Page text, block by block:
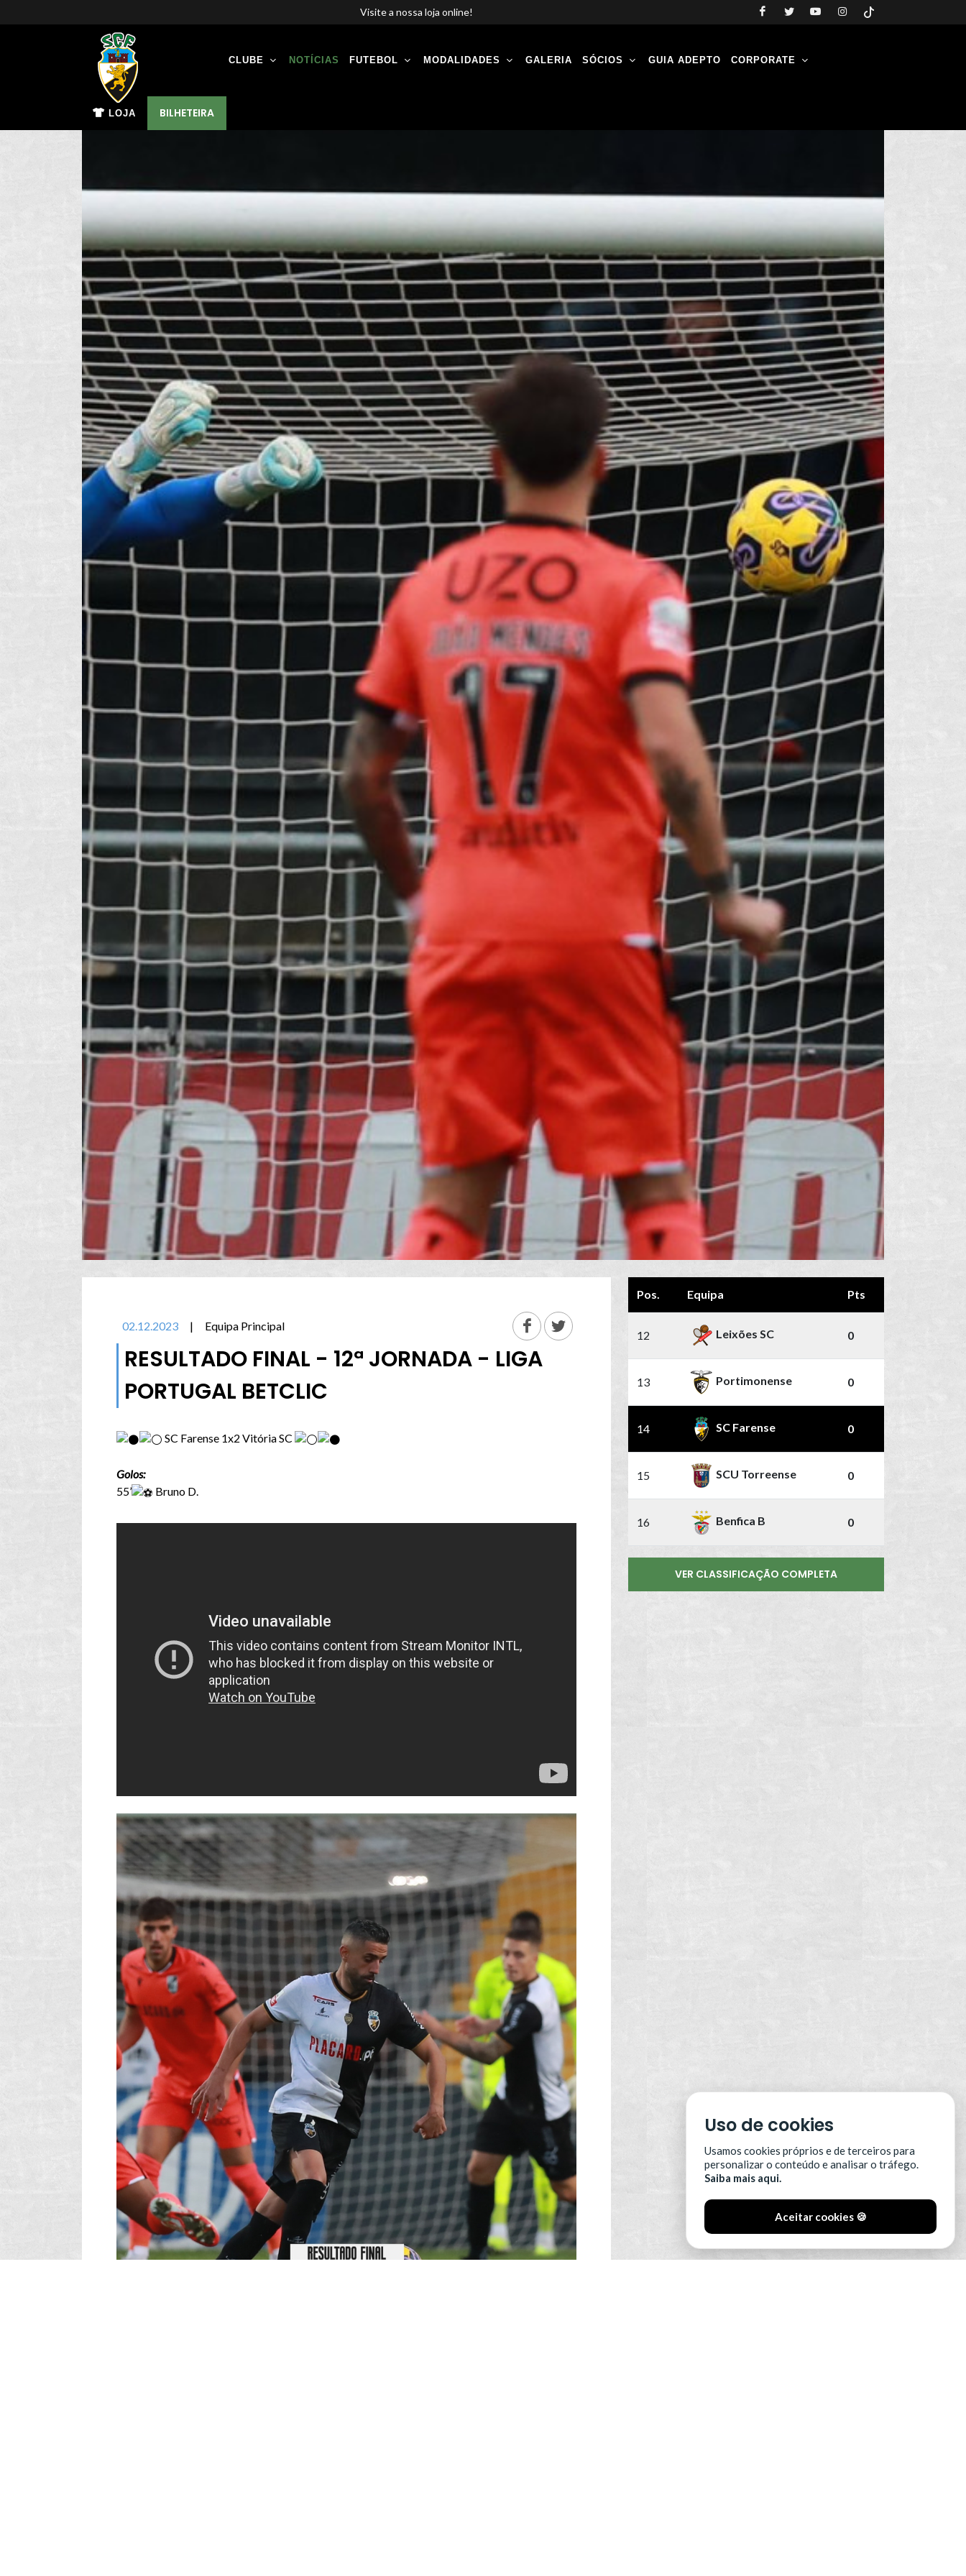
Visite a nossa loja online!
LOJA BILHETEIRA
CLUBE NOTÍCIAS FUTEBOL MODALIDADES GALERIA SÓCIOS GUIA ADEPTO CORPORATE
02.12.2023 | Equipa Principal
RESULTADO FINAL - 12ª JORNADA - LIGA
PORTUGAL BETCLIC
SC Farense 1x2 Vitória SC
Golos:
55’
Bruno D.
Pos. Equipa Pts
12 Leixões SC 0
13 Portimonense 0
14 SC Farense 0
15 SCU Torreense 0
16 Benfica B 0
VER CLASSIFICAÇÃO COMPLETA
Uso de cookies
Usamos cookies próprios e de terceiros para
personalizar o conteúdo e analisar o tráfego.
Saiba mais aqui.
Aceitar cookies 🍪